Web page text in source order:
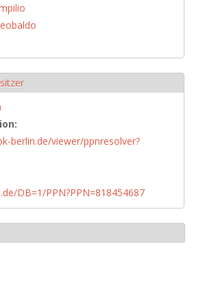
berlin.de/viewer/ppnresolver?
DB=1/PPN?PPN=818454687